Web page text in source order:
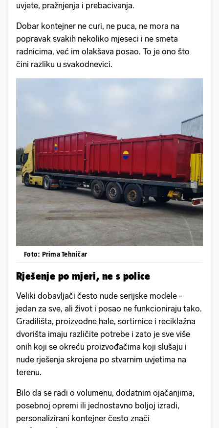
uvjete, pražnjenja i prebacivanja.
Dobar kontejner ne curi, ne puca, ne mora na
popravak svakih nekoliko mjeseci i ne smeta
radnicima, već im olakšava posao. To je ono što
čini razliku u svakodnevici.
Foto: Prima Tehničar
Rješenje po mjeri, ne s police
Veliki dobavljači često nude serijske modele -
jedan za sve, ali život i posao ne funkcioniraju tako.
Gradilišta, proizvodne hale, sortirnice i reciklažna
dvorišta imaju različite potrebe i zato je sve više
onih koji se okreću proizvođačima koji slušaju i
nude rješenja skrojena po stvarnim uvjetima na
terenu.
Bilo da se radi o volumenu, dodatnim ojačanjima,
posebnoj opremi ili jednostavno boljoj izradi,
personalizirani kontejner često znači